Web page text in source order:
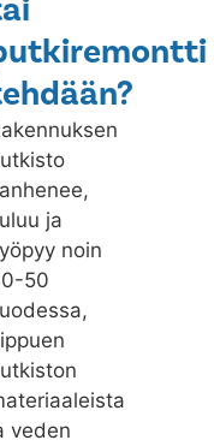
ja
noin
50
veden